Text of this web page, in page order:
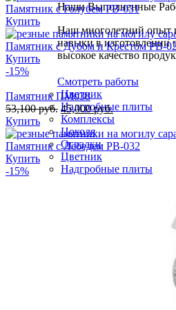
Наши Выполненные
Наш многолетний опыт
навыки в изготовлении
высокое качество
Смотреть работы
Цветник
Надгробные плиты
Комплексы
Цоколя
Оградки
Цветник
Надгробные плиты
Памятник с Голубем РВ-031
Купить
Памятник с Дубом и Крестом РВ-
Купить
-15%
Памятник ПМ038
53,100руб. 45,000руб.
Купить
Памятник с Лебедем РВ-032
Купить
-15%